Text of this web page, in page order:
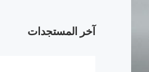
آخر المستجدات